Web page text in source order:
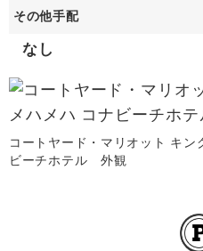
その他手配
なし
コートヤード・マリオット キン
ビーチホテル 外観